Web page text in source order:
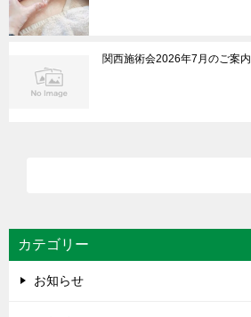
関西施術会2026年7月のご案内
カテゴリー
お知らせ